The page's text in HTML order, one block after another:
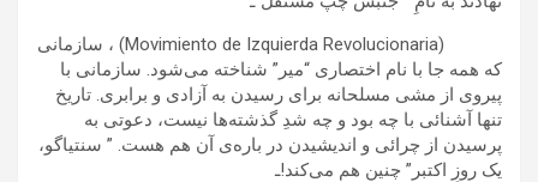
(Movimiento de Izquierda Revolucionaria) ، سازمانی
که همه جا با نام اختصاری “میر” شناخته می‌شود. سازمانی با
پیروی از مشی مسلحانه برای رسیدن به آزادی و برابری. تاریخ
تنها آشنائی با چه بود و چه شدِ گذشته‌ها نیست، دعوتی به
پرسیدن از چرائی و اندیشیدن در باره‌ی آن هم هست. ” سنتیاگو،
یک روزِ اکتبر” چنین هم می‌کند!ـ